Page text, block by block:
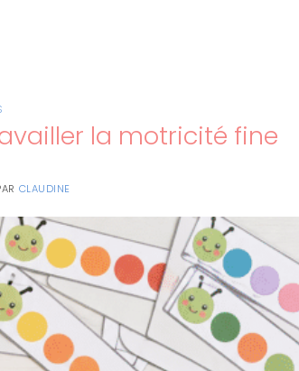
la motricité fine
CLAUDINE